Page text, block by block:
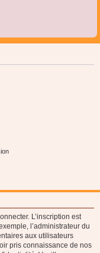
L’inscription est
l’administrateur du
aux utilisateurs
pris connaissance de nos